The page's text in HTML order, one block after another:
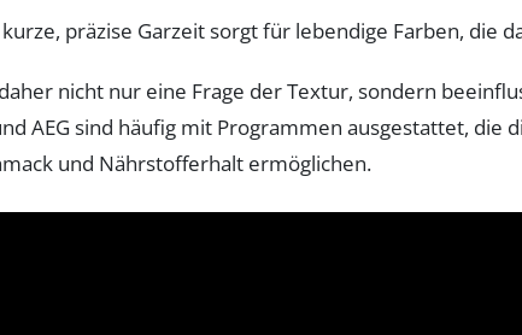
kurze, präzise Garzeit sorgt für lebendige Farben, die
nicht nur eine Frage der Textur, sondern
AEG sind häufig mit Programmen ausgestattet,
und Nährstofferhalt ermöglichen.